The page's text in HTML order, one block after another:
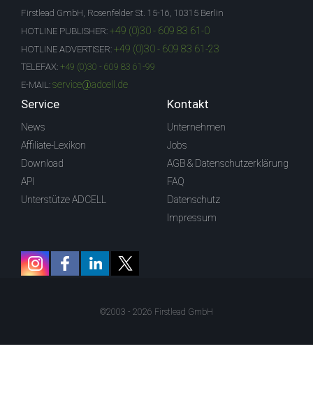
Firstlead GmbH, Rosenfelder St. 15-16, 10315 Berlin
HOTLINE PUBLISHER: +49 (0)30 - 609 83 61-0
HOTLINE ADVERTISER: +49 (0)30 - 609 83 61-23
TELEFAX: +49 (0)30 - 609 83 61-99
E-MAIL: service@adcell.de
Service
News
Affiliate-Lexikon
Download
API
Unterstütze ADCELL
Kontakt
Unternehmen
Jobs
AGB & Datenschutzerklärung
FAQ
Datenschutz
Impressum
©2003 - 2026 Firstlead GmbH